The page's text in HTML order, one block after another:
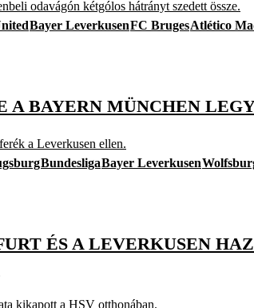
odavágón kétgólos hátrányt szedett össze.
Bayer LeverkusenFC BrugesAtlético
A BAYERN MÜNCHEN
a Leverkusen ellen.
BundesligaBayer Leverkusen
ÉS A LEVERKUSEN
kikapott a HSV otthonában.